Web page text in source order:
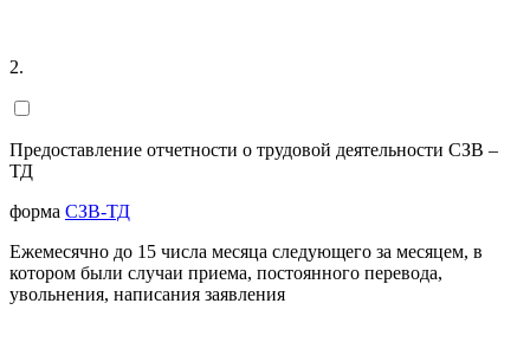
2.
Предоставление отчетности о трудовой деятельности СЗВ –
ТД
форма СЗВ-ТД
Ежемесячно до 15 числа месяца следующего за месяцем, в
котором были случаи приема, постоянного перевода,
увольнения, написания заявления